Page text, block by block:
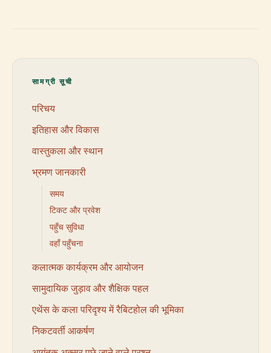
सामग्री सूची
परिचय
इतिहास और विकास
वास्तुकला और स्थान
भ्रमण जानकारी
समय
टिकट और प्रवेश
पहुँच सुविधा
वहाँ पहुँचना
कलात्मक कार्यक्रम और आयोजन
सामुदायिक जुड़ाव और शैक्षिक पहल
एथेंस के कला परिदृश्य में रैबिटहोल की भूमिका
निकटवर्ती आकर्षण